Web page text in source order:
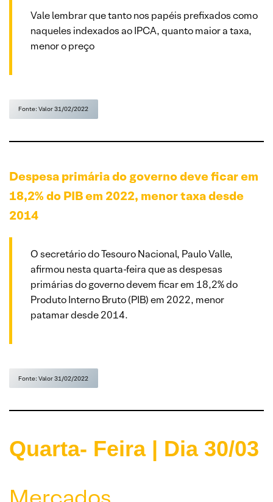
Vale lembrar que tanto nos papéis prefixados como
naqueles indexados ao IPCA, quanto maior a taxa,
menor o preço
Fonte: Valor 31/02/2022
Despesa primária do governo deve ficar em
18,2%do PIB em 2022, menor taxa desde
2014
O secretário do Tesouro Nacional, Paulo Valle,
afirmou nesta quarta-feira que as despesas
primárias do governo devem ficar em 18,2% do
Produto Interno Bruto (PIB) em 2022, menor
patamar desde 2014.
Fonte: Valor 31/02/2022
Quarta- Feira | Dia 30/03